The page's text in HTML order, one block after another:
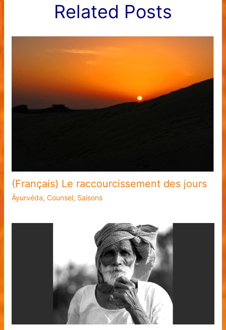
Related Posts
(Français) Le raccourcissement des jours
Āyurvéda, Counsel, Saisons